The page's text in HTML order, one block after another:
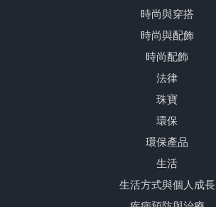
時尚與穿搭
時尚與配飾
時尚配飾
法律
珠寶
環保
環保產品
生活
生活方式與個人成長